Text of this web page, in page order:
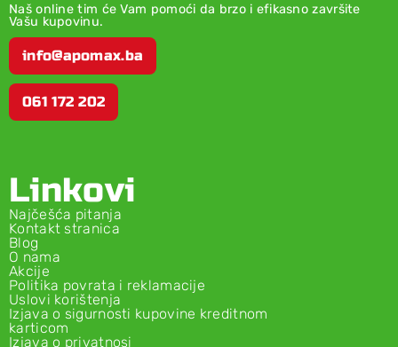
Naš online tim će Vam pomoći da brzo i efikasno završite
Vašu kupovinu.
info@apomax.ba
061 172 202
Linkovi
Najčešća pitanja
Kontakt stranica
Blog
O nama
Akcije
Politika povrata i reklamacije
Uslovi korištenja
Izjava o sigurnosti kupovine kreditnom
karticom
Izjava o privatnosi